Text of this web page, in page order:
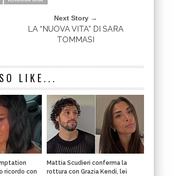
Next Story →
LA “NUOVA VITA” DI SARA
TOMMASI
LIKE...
ricordo con
Mattia Scudieri conferma la
rottura con Grazia Kendi, lei